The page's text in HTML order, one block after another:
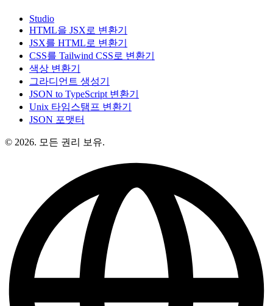
Studio
HTML을 JSX로 변환기
JSX를 HTML로 변환기
CSS를 Tailwind CSS로 변환기
색상 변환기
그라디언트 생성기
JSON to TypeScript 변환기
Unix 타임스탬프 변환기
JSON 포맷터
© 2026. 모든 권리 보유.